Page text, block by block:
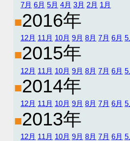
7月 6月 5月 4月 3月 2月 1月
■2016年
12月 11月 10月 9月 8月 7月 6月 5
■2015年
12月 11月 10月 9月 8月 7月 6月 5
■2014年
12月 11月 10月 9月 8月 7月 6月 5
■2013年
12月 11月 10月 9月 8月 7月 6月 5